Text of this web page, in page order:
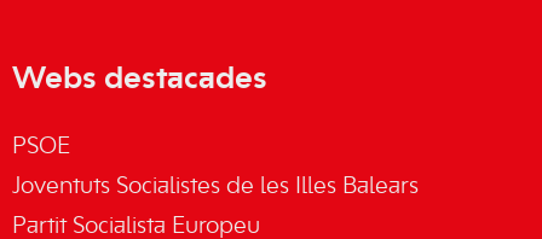
Webs destacades
PSOE
Joventuts Socialistes de les Illes Balears
Partit Socialista Europeu